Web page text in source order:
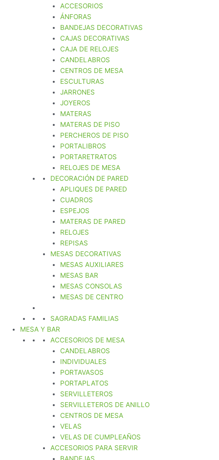
ACCESORIOS
ÁNFORAS
BANDEJAS DECORATIVAS
CAJAS DECORATIVAS
CAJA DE RELOJES
CANDELABROS
CENTROS DE MESA
ESCULTURAS
JARRONES
JOYEROS
MATERAS
MATERAS DE PISO
PERCHEROS DE PISO
PORTALIBROS
PORTARETRATOS
RELOJES DE MESA
DECORACIÓN DE PARED
APLIQUES DE PARED
CUADROS
ESPEJOS
MATERAS DE PARED
RELOJES
REPISAS
MESAS DECORATIVAS
MESAS AUXILIARES
MESAS BAR
MESAS CONSOLAS
MESAS DE CENTRO
SAGRADAS FAMILIAS
MESA Y BAR
ACCESORIOS DE MESA
CANDELABROS
INDIVIDUALES
PORTAVASOS
PORTAPLATOS
SERVILLETEROS
SERVILLETEROS DE ANILLO
CENTROS DE MESA
VELAS
VELAS DE CUMPLEAÑOS
ACCESORIOS PARA SERVIR